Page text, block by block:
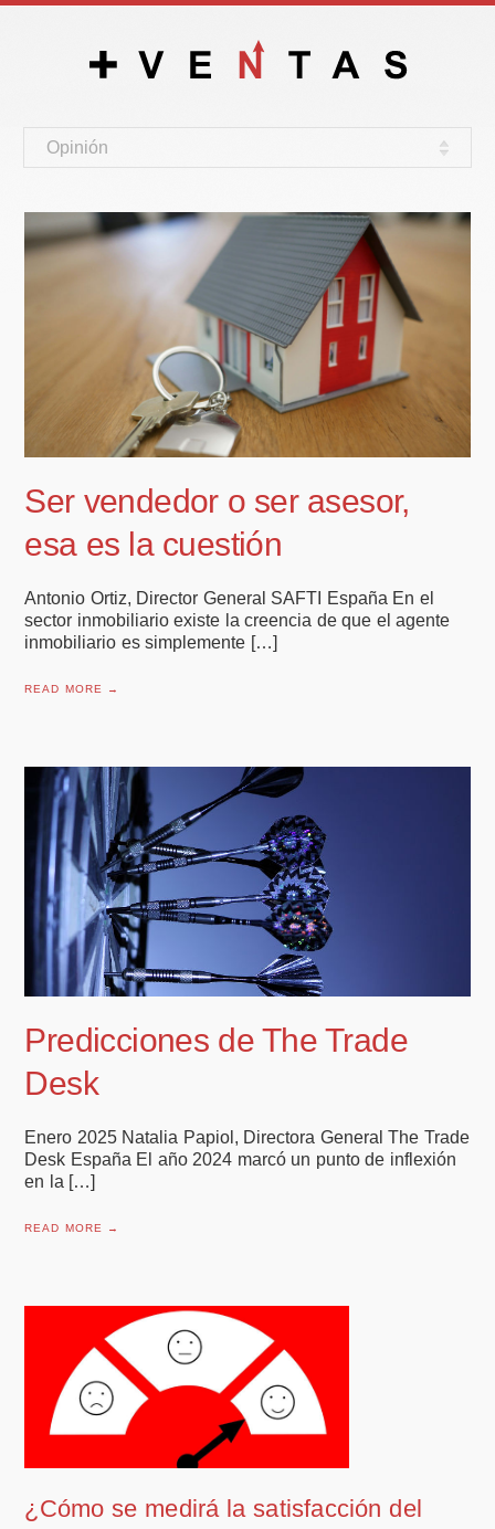
Opinión
Ser vendedor o ser asesor,
esa es la cuestión
Antonio Ortiz, Director General SAFTI España En el
sector inmobiliario existe la creencia de que el agente
inmobiliario es simplemente […]
READ MORE →
Predicciones de The Trade
Desk
Enero 2025 Natalia Papiol, Directora General The Trade
Desk España El año 2024 marcó un punto de inflexión
en la […]
READ MORE →
¿Cómo se medirá la satisfacción del